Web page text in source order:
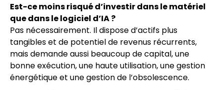
Est-ce moins risqué d’investir dans le matériel
que dans le logiciel d’IA ?
Pas nécessairement. Il dispose d’actifs plus
tangibles et de potentiel de revenus récurrents,
mais demande aussi beaucoup de capital, une
bonne exécution, une haute utilisation, une gestion
énergétique et une gestion de l’obsolescence.